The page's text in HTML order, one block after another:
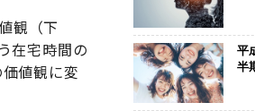
観（下
在宅時間の
値観に変
平
半